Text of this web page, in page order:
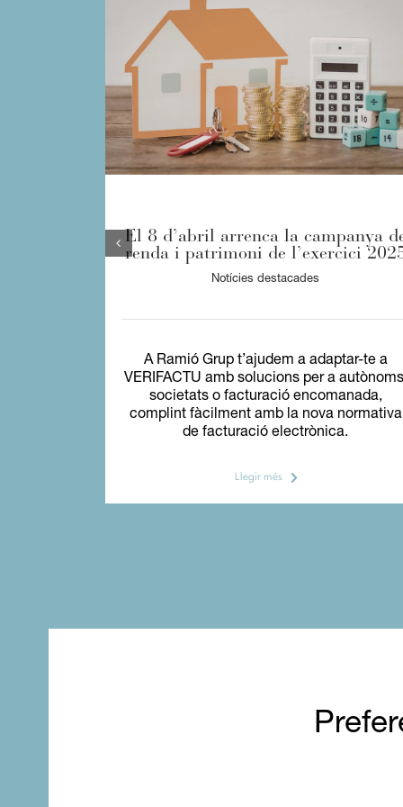
El 8 d’abril arrenca la campanya
renda i patrimoni de l’exercici
Notícies destacades
A Ramió Grup t’ajudem a adaptar-te a
VERIFACTU amb solucions per a
societats o facturació encomanada,
complint fàcilment amb la nova normativa
de facturació electrònica.
Llegir més